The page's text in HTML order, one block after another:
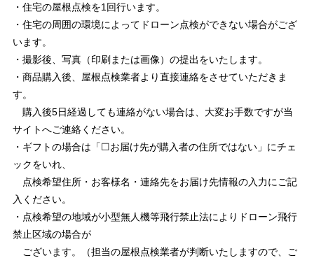
・住宅の屋根点検を1回行います。
・住宅の周囲の環境によってドローン点検ができない場合がござ
います。
・撮影後、写真（印刷または画像）の提出をいたします。
・商品購入後、屋根点検業者より直接連絡をさせていただきま
す。
購入後5日経過しても連絡がない場合は、大変お手数ですが当
サイトへご連絡ください。
・ギフトの場合は「☐お届け先が購入者の住所ではない」にチェ
ックをいれ、
点検希望住所・お客様名・連絡先をお届け先情報の入力にご記
入ください。
・点検希望の地域が小型無人機等飛行禁止法によりドローン飛行
禁止区域の場合が
ございます。（担当の屋根点検業者が判断いたしますので、ご